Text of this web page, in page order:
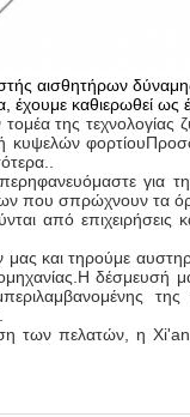
αισθητήρων
έχουμε καθιερωθεί
της
για
που σπρώχνουν τα
από επιχειρήσεις
και τηρούμε
δέσμευσή
των πελατών, η